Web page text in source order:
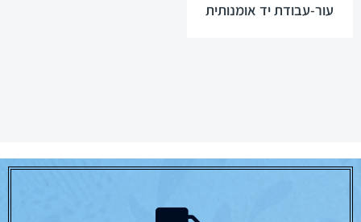
עור-עבודת יד אומנותית